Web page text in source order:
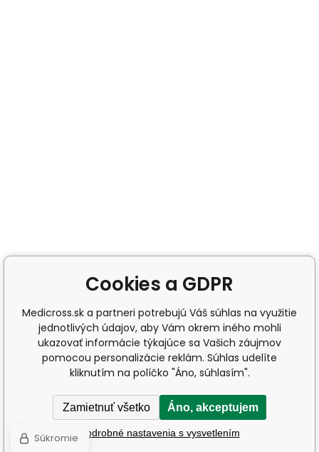
Cookies a GDPR
Medicross.sk a partneri potrebujú Váš súhlas na využitie
jednotlivých údajov, aby Vám okrem iného mohli
ukazovať informácie týkajúce sa Vašich záujmov
pomocou personalizácie reklám. Súhlas udelíte
kliknutím na políčko "Áno, súhlasím".
Zamietnuť všetko Áno, akceptujem
Podrobné nastavenia s vysvetlením
Súkromie